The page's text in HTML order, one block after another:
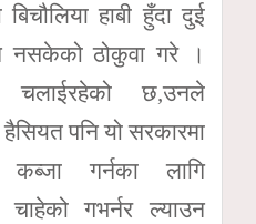
हाबी हुँदा दुई
नसकेको ठोकुवा गरे ।
चलाईरहेको छ,उनले
हैसियत पनि यो सरकारमा
गर्नका लागि
गभर्नर ल्याउन